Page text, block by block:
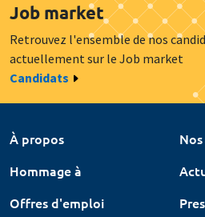
Job market
Retrouvez l'ensemble de nos
actuellement sur le Job market
Candidats
À propos
Hommage à
Offres d'emploi